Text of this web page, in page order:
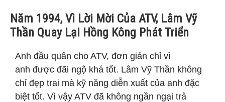
Năm 1994, Vì Lời Mời Của ATV, Lâm Vỹ
Thần Quay Lại Hồng Kông Phát Triển
Anh đầu quân cho ATV, đơn giản chỉ vì
anh được đãi ngộ khá tốt. Lâm Vỹ Thần không
chỉ đẹp trai mà kỹ năng diễn xuất của anh đặc
biệt tốt. Vì vậy ATV đã không ngần ngại trả